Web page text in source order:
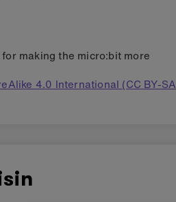
making the micro:bit more
4.0 International (CC BY-SA